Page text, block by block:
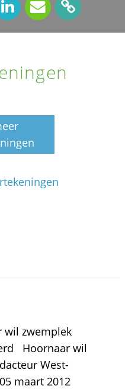
wil zwemplek
Hoornaar wil
West-
maart 2012